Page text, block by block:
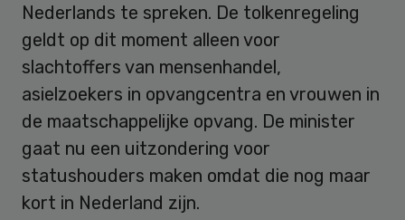
Nederlands te spreken. De tolkenregeling
geldt op dit moment alleen voor
slachtoffers van mensenhandel,
asielzoekers in opvangcentra en vrouwen in
de maatschappelijke opvang. De minister
gaat nu een uitzondering voor
statushouders maken omdat die nog maar
kort in Nederland zijn.